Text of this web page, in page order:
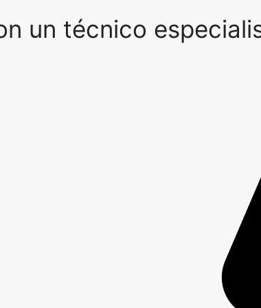
un técnico